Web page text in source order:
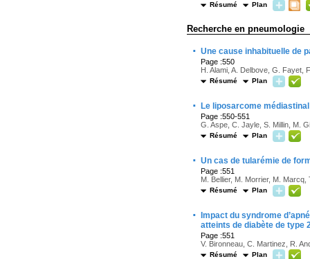
Résumé Plan
Recherche en pneumologie
· Une cause inhabituelle de
Page :550
H. Alami, A. Delbove, G. Fayet,
Résumé Plan
· Le liposarcome
Page :550-551
G. Aspe, C. Jayle, S. Millin, M.
Résumé Plan
· Un cas de tularémie de
Page :551
M. Bellier, M. Morrier, M. Marcq,
Résumé Plan
·
Impact du syndrome
atteints de diabète de type
Page :551
V. Bironneau, C. Martinez, R.
Résumé Plan